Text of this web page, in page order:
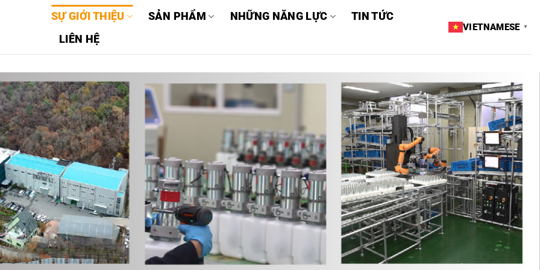
SỰ GIỚI THIỆU SẢN PHẨM NHỮNG NĂNG LỰC
TIN TỨC
LIÊN HỆ
VIETNAMESE ▼